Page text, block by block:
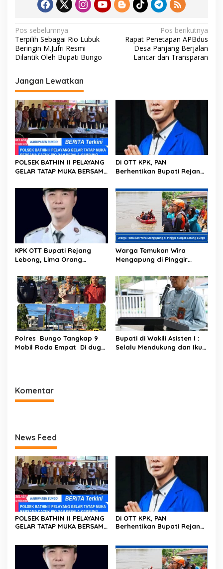
N
a
v
i
g
a
s
i
p
o
s
Pos sebelumnya
Terpilih Sebagai Rio Lubuk
Beringin M.Jufri Resmi
Dilantik Oleh Bupati Bungo
Pos berikutnya
Rapat Penetapan APBdus
Desa Panjang Berjalan
Lancar dan Transparan
Jangan Lewatkan
POLSEK BATHIN II PELAYANG
GELAR TATAP MUKA BERSAMA
KAMPUNG, BAHAS PETI,
NARKOBA DAN HIBURAN
Di OTT KPK, PAN
Berhentikan Bupati Rejang
Thobari dari Jabatan
Ketua DPD
KPK OTT Bupati Rejang
Lebong, Lima Orang
Warga Temukan Wira
Mengapung di Pinggir
Polres Bungo Tangkap 9
Mobil Roda Empat Di duga
Bupati di Wakili Asisten I :
Selalu Mendukung dan Ikut
Komentar
News Feed
POLSEK BATHIN II PELAYANG
GELAR TATAP MUKA BERSAMA
NARKOBA DAN HIBURAN
Di OTT KPK, PAN
Berhentikan Bupati Rejang
Ketua DPD